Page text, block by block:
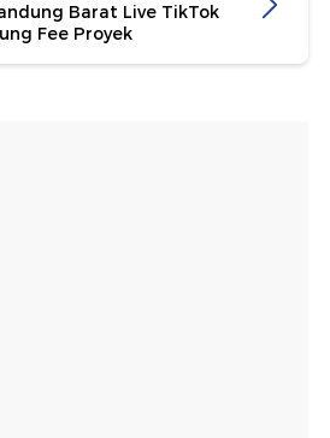
Barat Live TikTok
Fee Proyek